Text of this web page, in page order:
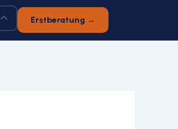
Erstberatung →